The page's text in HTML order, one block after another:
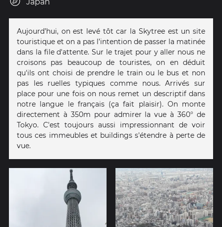
Aujourd’hui, on est levé tôt car la Skytree est un site
touristique et on a pas l’intention de passer la matinée
dans la file d'attente. Sur le trajet pour y aller nous ne
croisons pas beaucoup de touristes, on en déduit
qu'ils ont choisi de prendre le train ou le bus et non
pas les ruelles typiques comme nous. Arrivés sur
place pour une fois on nous remet un descriptif dans
notre langue le français (ça fait plaisir). On monte
directement à 350m pour admirer la vue à 360° de
Tokyo. C'est toujours aussi impressionnant de voir
tous ces immeubles et buildings s'étendre à perte de
vue.